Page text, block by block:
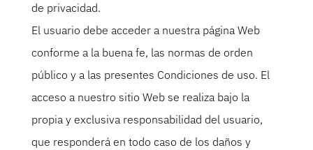
de privacidad.
El usuario debe acceder a nuestra página Web
conforme a la buena fe, las normas de orden
público y a las presentes Condiciones de uso. El
acceso a nuestro sitio Web se realiza bajo la
propia y exclusiva responsabilidad del usuario,
que responderá en todo caso de los daños y